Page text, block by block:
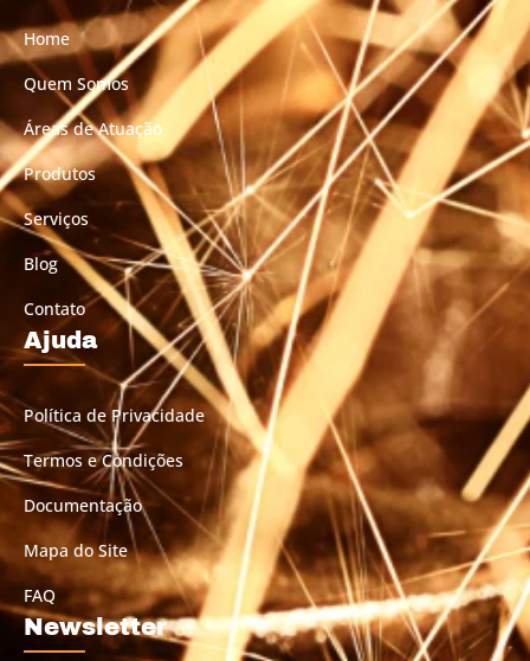
Home
Quem Somos
Áreas de Atuação
Produtos
Serviços
Blog
Contato
Ajuda
Política de Privacidade
Termos e Condições
Documentação
Mapa do Site
FAQ
Newsletter